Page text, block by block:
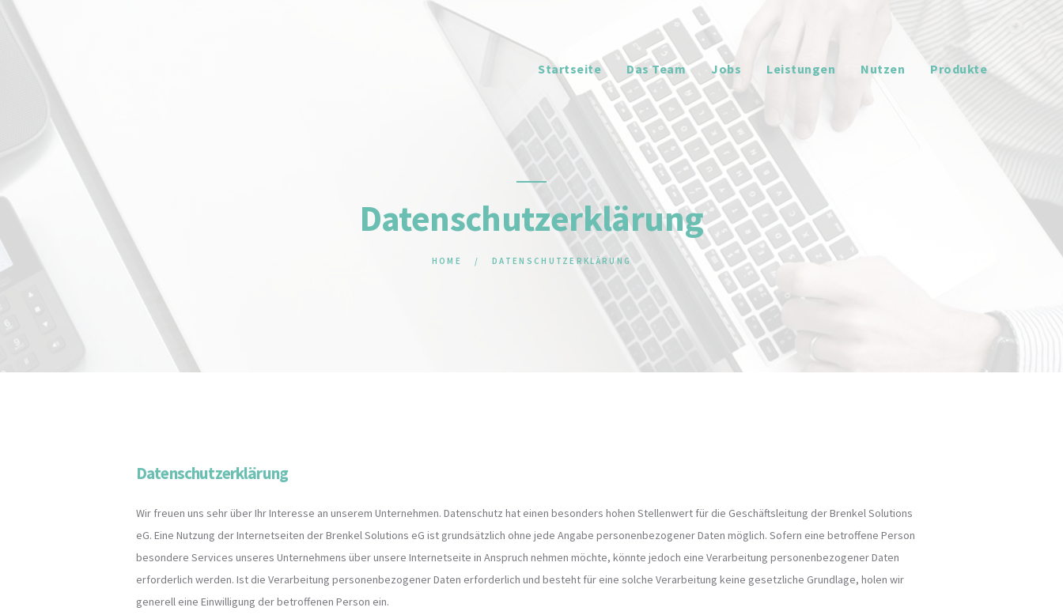
Startseite Das Team Jobs Leistungen Nutzen Produkte
Datenschutzerklärung
HOME DATENSCHUTZERKLÄRUNG
STARTSEITE
LEISTUNGEN
PRODUKTE
Datenschutzerklärung
Wir freuen uns sehr über Ihr Interesse an unserem Unternehmen. Datenschutz hat einen besonders hohen Stellenwert für die Geschäftsleitung der Brenkel Solutions
eG. Eine Nutzung der Internetseiten der Brenkel Solutions eG ist grundsätzlich ohne jede Angabe personenbezogener Daten möglich. Sofern eine betroffene Person
besondere Services unseres Unternehmens über unsere Internetseite in Anspruch nehmen möchte, könnte jedoch eine Verarbeitung personenbezogener Daten
erforderlich werden. Ist die Verarbeitung personenbezogener Daten erforderlich und besteht für eine solche Verarbeitung keine gesetzliche Grundlage, holen wir
generell eine Einwilligung der betroffenen Person ein.